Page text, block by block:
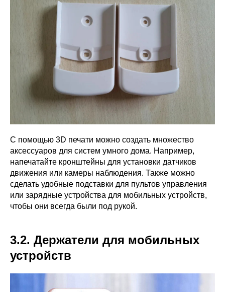
С помощью 3D печати можно создать множество
аксессуаров для систем умного дома. Например,
напечатайте кронштейны для установки датчиков
движения или камеры наблюдения. Также можно
сделать удобные подставки для пультов управления
или зарядные устройства для мобильных устройств,
чтобы они всегда были под рукой.
3.2. Держатели для мобильных
устройств